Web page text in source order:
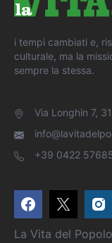
i tempi cambiati e,
culturale, ma la
sempre la stessa.
Via Longhin 7,
+39 0422
La Vita del